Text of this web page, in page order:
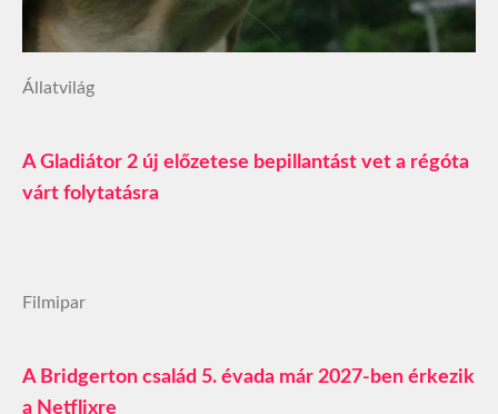
Állatvilág
A Gladiátor 2 új előzetese bepillantást vet a régóta
várt folytatásra
Filmipar
A Bridgerton család 5. évada már 2027-ben érkezik
a Netflixre